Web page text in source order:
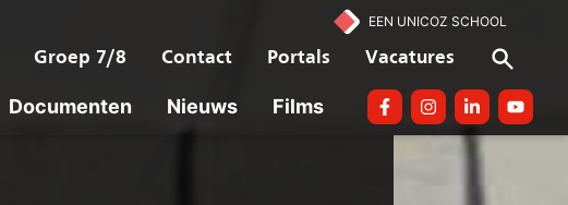
EEN UNICOZ SCHOOL
Groep 7/8 Contact Portals Vacatures
Documenten Nieuws Films FacebookInstagramlinkedinYoutube